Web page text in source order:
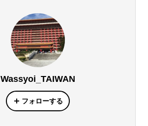
Wassyoi_TAIWAN
フォローする